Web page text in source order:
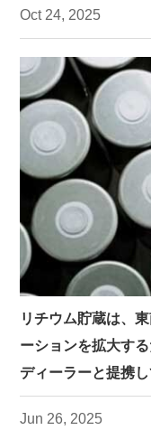
Oct 24, 2025
リチウム貯蔵は、
ーションを拡大す
ディーラーと提携
Jun 26, 2025